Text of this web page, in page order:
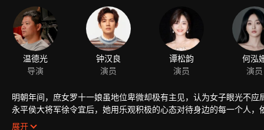
温德光
导演
钟汉良
演员
谭松韵
演员
何泓
演员
明朝年间，庶女罗十一娘虽地位卑微却极有主见，认为女子眼光不
永平侯大将军徐令宜后，她用乐观积极的心态对待身边的每一个人
吸引，继而为之动心。两人几经周折情愫暗生，先婚后爱相知相许
展开